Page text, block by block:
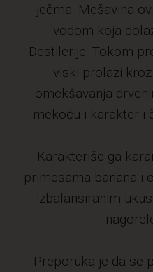
ječma. Mešavina
vodom koja
Destilerije. Tokom
viski prolazi
omekšavanja
mekoću i karakter i
Karakteriše ga
primesama banana i
izbalansiranim
Preporuka je da se